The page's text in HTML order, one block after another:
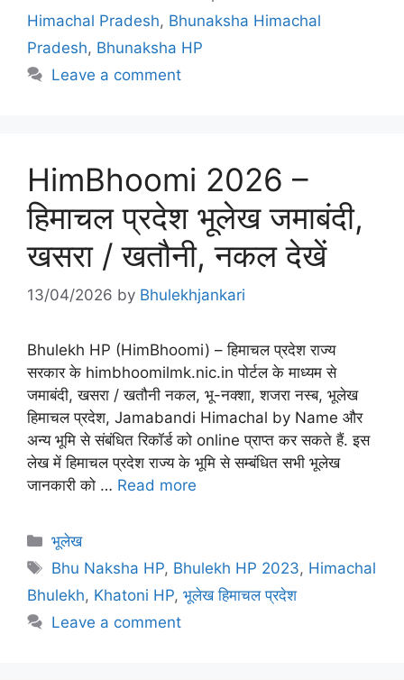
Himachal Pradesh, Bhunaksha Himachal
Pradesh, Bhunaksha HP
Leave a comment
HimBhoomi 2026 –
हिमाचल प्रदेश भूलेख जमाबंदी,
खसरा / खतौनी, नकल देखें
13/04/2026 by Bhulekhjankari
Bhulekh HP (HimBhoomi) – हिमाचल प्रदेश राज्य
सरकार के himbhoomilmk.nic.in पोर्टल के माध्यम से
जमाबंदी, खसरा / खतौनी नकल, भू-नक्शा, शजरा नस्ब, भूलेख
हिमाचल प्रदेश, Jamabandi Himachal by Name और
अन्य भूमि से संबंधित रिकॉर्ड को online प्राप्त कर सकते हैं. इस
लेख में हिमाचल प्रदेश राज्य के भूमि से सम्बंधित सभी भूलेख
जानकारी को … Read more
Categories
भूलेख
Tags
Bhu Naksha HP, Bhulekh HP 2023, Himachal
Bhulekh, Khatoni HP, भूलेख हिमाचल प्रदेश
Leave a comment